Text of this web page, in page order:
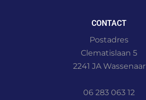
CONTACT
Postadres
Clematislaan 5
2241 JA Wassenaar
06 283 063 12